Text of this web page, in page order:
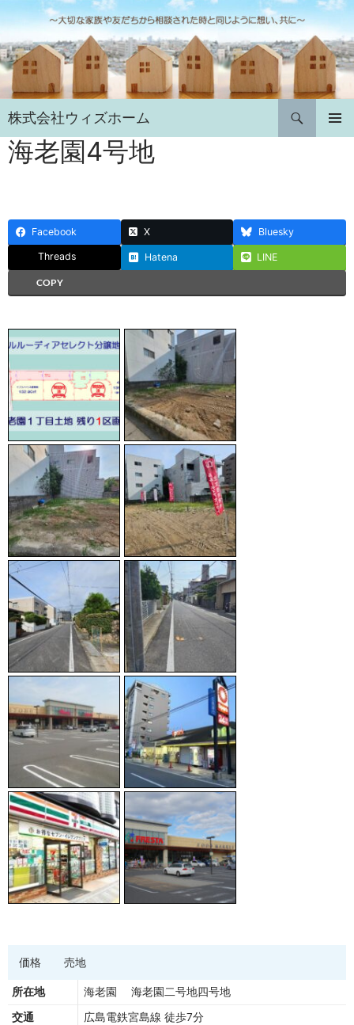
ン
テ
ン
ツ
へ
ス
キ
ッ
株式会社ウィズホーム
検
索
海老園4号地
Facebook X Bluesky
Threads Hatena LINE
COPY
価格 売地
所在地
海老園 海老園二号地四号地
交通
広島電鉄宮島線 徒歩7分